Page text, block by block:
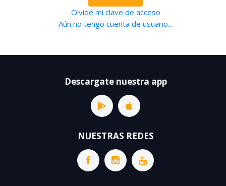
Olvidé mi clave de acceso
Aún no tengo cuenta de usuario...
Descargate nuestra app
NUESTRAS REDES